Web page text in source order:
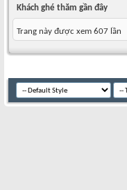
Khách ghé thăm gần đây
Trang này được xem 607 lần